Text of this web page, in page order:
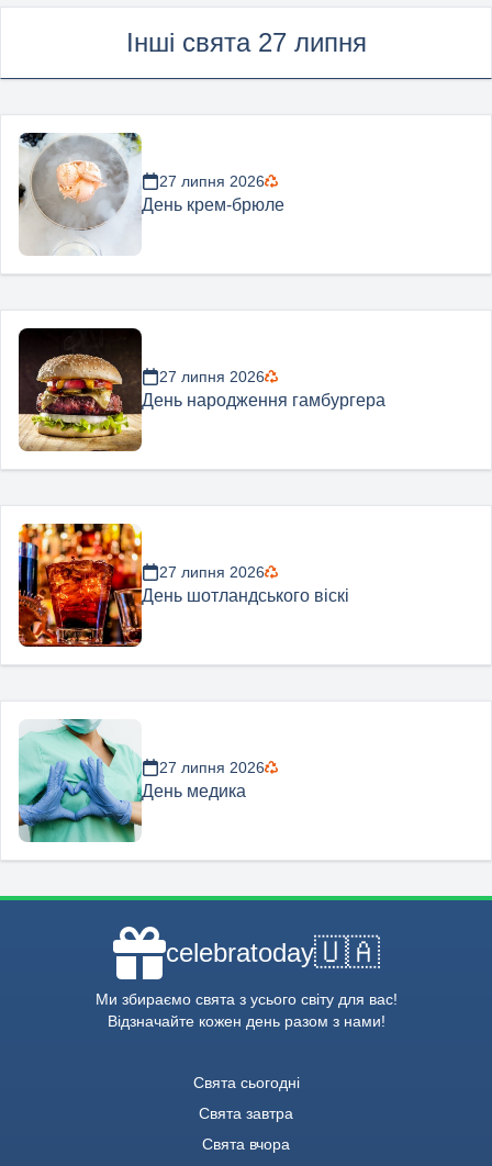
Інші свята 27 липня
27 липня 2026
День крем-брюле
27 липня 2026
День народження гамбургера
27 липня 2026
День шотландського віскі
27 липня 2026
День медика
celebratoday🇺🇦
Ми збираємо свята з усього світу для вас!
Відзначайте кожен день разом з нами!
Свята сьогодні
Свята завтра
Свята вчора